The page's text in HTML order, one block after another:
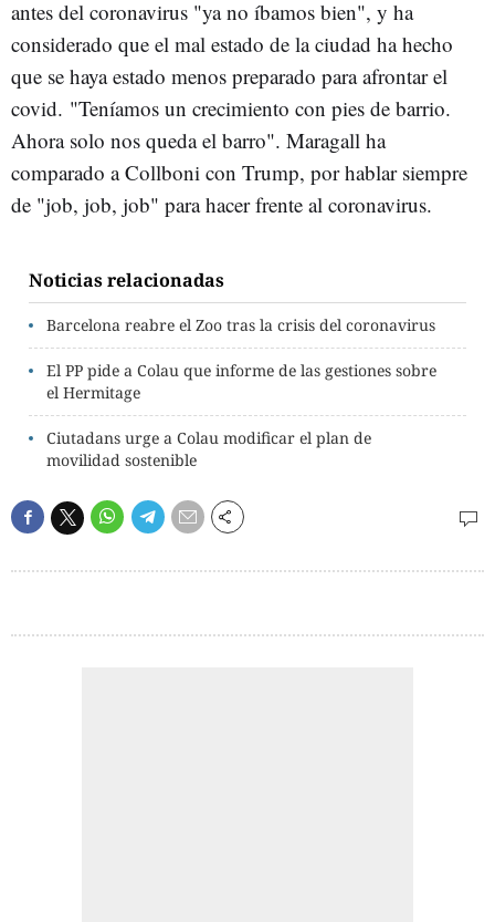
antes del coronavirus "ya no íbamos bien", y ha
considerado que el mal estado de la ciudad ha hecho
que se haya estado menos preparado para afrontar el
covid. "Teníamos un crecimiento con pies de barrio.
Ahora solo nos queda el barro". Maragall ha
comparado a Collboni con Trump, por hablar siempre
de "job, job, job" para hacer frente al coronavirus.
Noticias relacionadas
Barcelona reabre el Zoo tras la crisis del coronavirus
El PP pide a Colau que informe de las gestiones sobre
el Hermitage
Ciutadans urge a Colau modificar el plan de
movilidad sostenible